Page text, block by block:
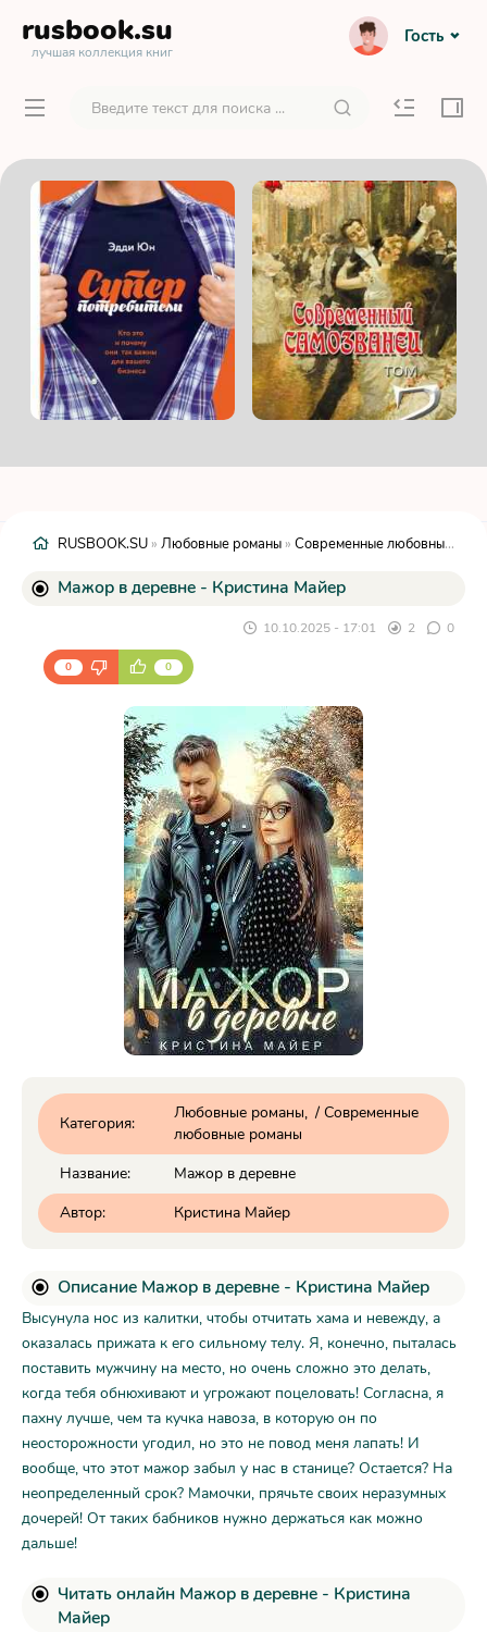
rusbook.su
лучшая коллекция книг
Гость
RUSBOOK.SU » Любовные романы » Современные любовные романы
Мажор в деревне - Кристина Майер
10.10.2025 - 17:01 2 0
0 0
Категория:
Любовные романы / Современные
любовные романы
Название:
Мажор в деревне
Автор:
Кристина Майер
Описание Мажор в деревне - Кристина Майер
Высунула нос из калитки, чтобы отчитать хама и невежду, а
оказалась прижата к его сильному телу. Я, конечно, пыталась
поставить мужчину на место, но очень сложно это делать,
когда тебя обнюхивают и угрожают поцеловать! Согласна, я
пахну лучше, чем та кучка навоза, в которую он по
неосторожности угодил, но это не повод меня лапать! И
вообще, что этот мажор забыл у нас в станице? Остается? На
неопределенный срок? Мамочки, прячьте своих неразумных
дочерей! От таких бабников нужно держаться как можно
дальше!
Читать онлайн Мажор в деревне - Кристина
Майер